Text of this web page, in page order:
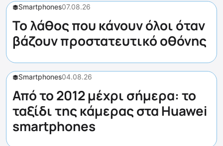
Smartphones07.08.26
Το λάθος που κάνουν όλοι όταν
βάζουν προστατευτικό οθόνης
Smartphones04.08.26
Από το 2012 μέχρι σήμερα: το
ταξίδι της κάμερας στα Huawei
smartphones